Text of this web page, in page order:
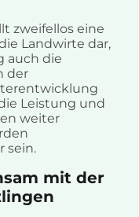
zweifellos eine
Landwirte dar,
auch die
der
Leistung und
weiter
sein.
mit der